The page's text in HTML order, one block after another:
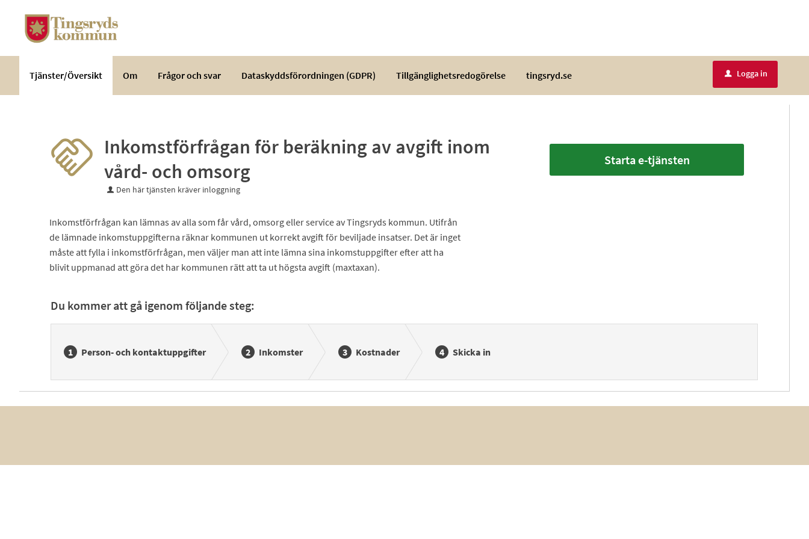
tjänster
Tingsryds
Tjänster/Översikt Om Frågor och svar Dataskyddsförordningen (GDPR) Tillgänglighetsredogörelse tingsryd.se u Logga in
Inkomstförfrågan för beräkning av avgift inom
vård- och omsorg
Den här tjänsten kräver inloggning
Inkomstförfrågan kan lämnas av alla som får vård, omsorg eller service av Tingsryds kommun. Utifrån
de lämnade inkomstuppgifterna räknar kommunen ut korrekt avgift för beviljade insatser. Det är inget
måste att fylla i inkomstförfrågan, men väljer man att inte lämna sina inkomstuppgifter efter att ha
blivit uppmanad att göra det har kommunen rätt att ta ut högsta avgift (maxtaxan).
Starta e-tjänsten
Du kommer att gå igenom följande steg:
Person- och kontaktuppgifter Inkomster Kostnader Skicka in